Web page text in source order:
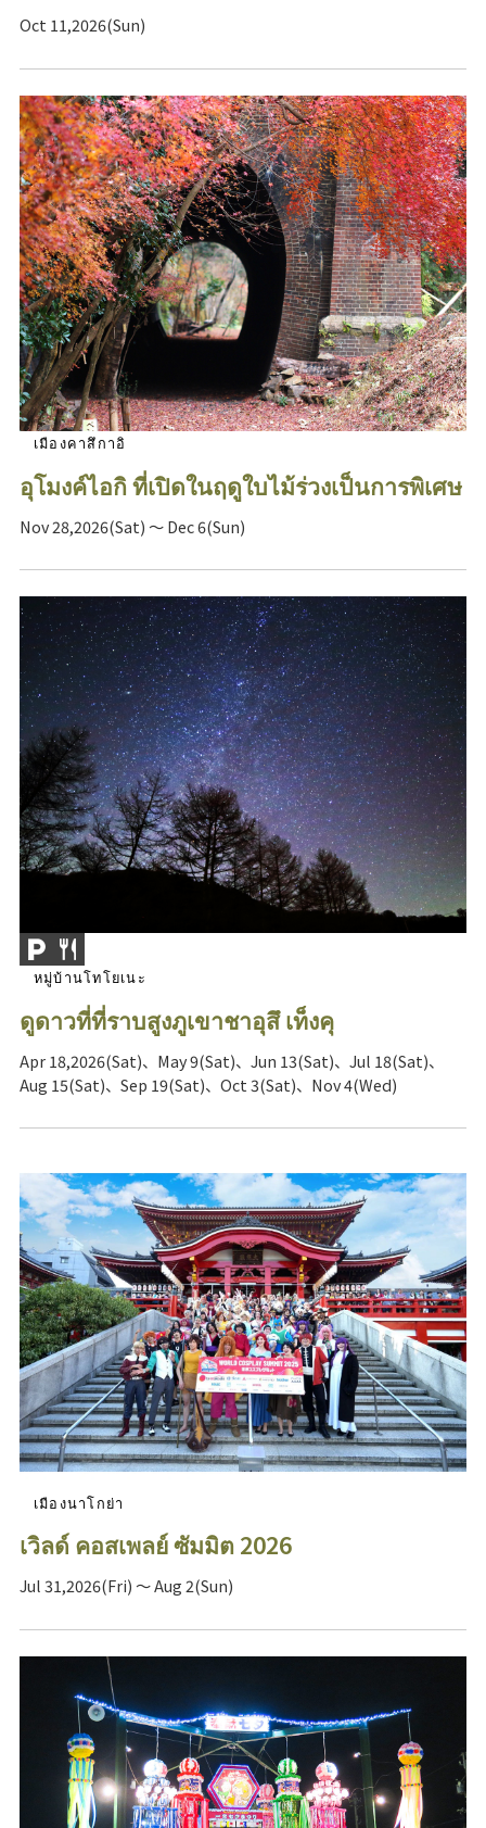
Oct 11,2026(Sun)
เมืองคาสึกาอิ
อุโมงค์ไอกิ ที่เปิดในฤดูใบไม้ร่วงเป็นการพิเศษ
Nov 28,2026(Sat) ～ Dec 6(Sun)
หมู่บ้านโทโยเนะ
ดูดาวที่ที่ราบสูงภูเขาชาอุสึ เท็งคุ
Apr 18,2026(Sat)、May 9(Sat)、Jun 13(Sat)、Jul 18(Sat)、
Aug 15(Sat)、Sep 19(Sat)、Oct 3(Sat)、Nov 4(Wed)
เมืองนาโกย่า
เวิลด์ คอสเพลย์ ซัมมิต 2026
Jul 31,2026(Fri) ～ Aug 2(Sun)